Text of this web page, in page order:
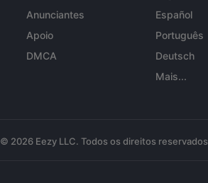
Anunciantes
Apoio
DMCA
Español
Português
Deutsch
Mais...
© 2026 Eezy LLC. Todos os direitos reservados